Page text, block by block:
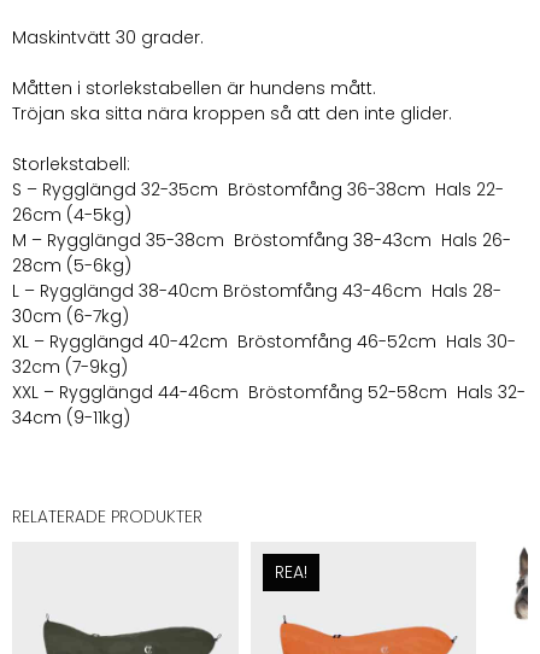
Maskintvätt 30 grader.
Måtten i storlekstabellen är hundens mått.
Tröjan ska sitta nära kroppen så att den inte glider.
Storlekstabell:
S – Rygglängd 32-35cm Bröstomfång 36-38cm Hals 22-
26cm (4-5kg)
M – Rygglängd 35-38cm Bröstomfång 38-43cm Hals 26-
28cm (5-6kg)
L – Rygglängd 38-40cm Bröstomfång 43-46cm Hals 28-
30cm (6-7kg)
XL – Rygglängd 40-42cm Bröstomfång 46-52cm Hals 30-
32cm (7-9kg)
XXL – Rygglängd 44-46cm Bröstomfång 52-58cm Hals 32-
34cm (9-11kg)
RELATERADE PRODUKTER
REA!